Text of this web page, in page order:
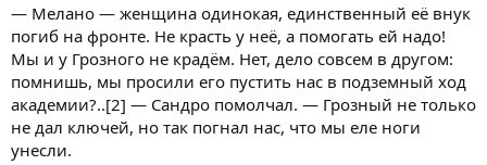
— Мелано — женщина одинокая, единственный её внук
погиб на фронте. Не красть у неё, а помогать ей надо!
Мы и у Грозного не крадём. Нет, дело совсем в другом:
помнишь, мы просили его пустить нас в подземный ход
академии?..[2] — Сандро помолчал. — Грозный не только
не дал ключей, но так погнал нас, что мы еле ноги
унесли.